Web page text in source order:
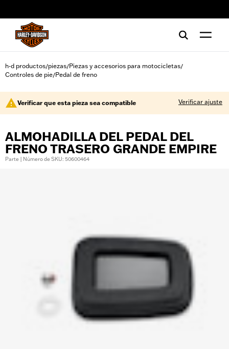
h-d productos/piezas/Piezas y accesorios para motocicletas/
Controles de pie/Pedal de freno
Verificar que esta pieza sea compatible Verificar ajuste
ALMOHADILLA DEL PEDAL DEL
FRENO TRASERO GRANDE EMPIRE
Parte | Número de SKU: 50600464